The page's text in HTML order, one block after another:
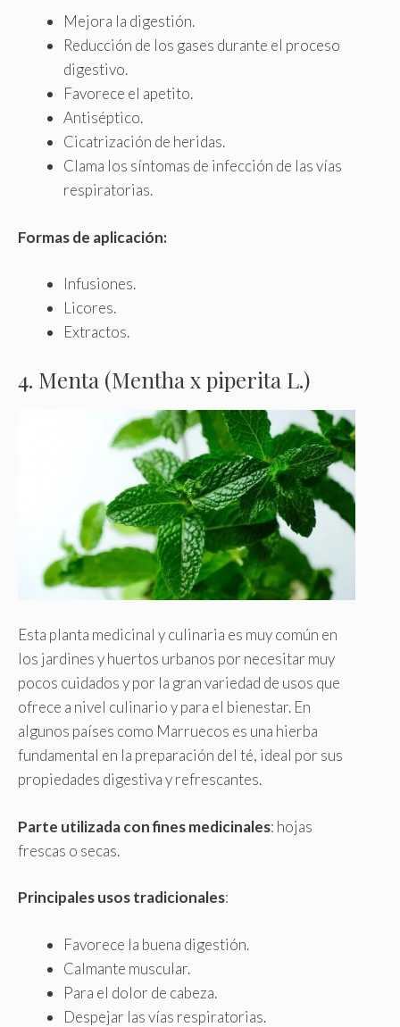
Mejora la digestión.
Reducción de los gases durante el proceso
digestivo.
Favorece el apetito.
Antiséptico.
Cicatrización de heridas.
Clama los síntomas de infección de las vías
respiratorias.
Formas de aplicación:
Infusiones.
Licores.
Extractos.
4. Menta (Mentha x piperita L.)
Esta planta medicinal y culinaria es muy común en
los jardines y huertos urbanos por necesitar muy
pocos cuidados y por la gran variedad de usos que
ofrece a nivel culinario y para el bienestar. En
algunos países como Marruecos es una hierba
fundamental en la preparación del té, ideal por sus
propiedades digestiva y refrescantes.
Parte utilizada con fines medicinales: hojas
frescas o secas.
Principales usos tradicionales:
Favorece la buena digestión.
Calmante muscular.
Para el dolor de cabeza.
Despejar las vías respiratorias.